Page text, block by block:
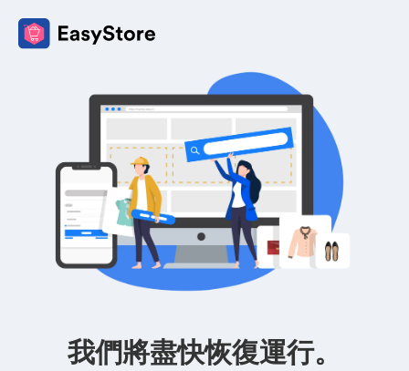
我們將盡快恢復運行。